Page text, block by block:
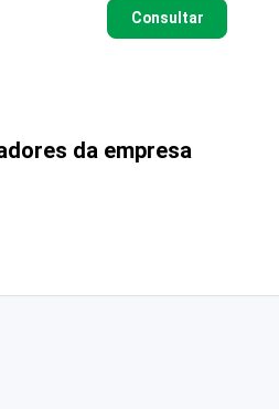
Consultar
da empresa